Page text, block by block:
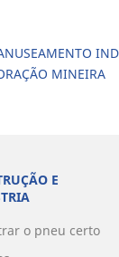
MINEIRA
E
o pneu certo